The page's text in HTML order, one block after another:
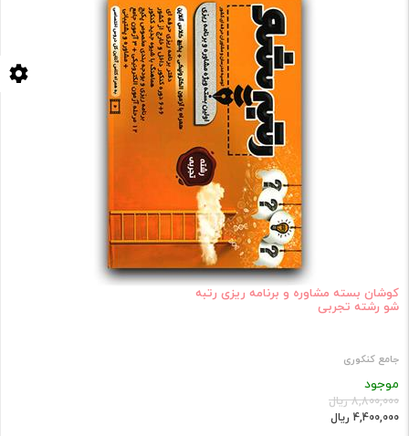
کوشان بسته مشاوره و برنامه ریزی رتبه
شو رشته تجربی
جامع کنکوری
موجود
8,800,000 ریال
4,400,000 ریال